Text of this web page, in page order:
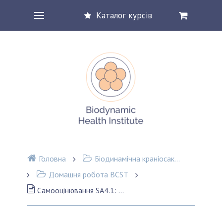
Каталог курсів
Головна
Біодинамічна краніосакральна терапія (BCST)
Домашня робота BCST
Самооцінювання SA4.1: Ваш развиток